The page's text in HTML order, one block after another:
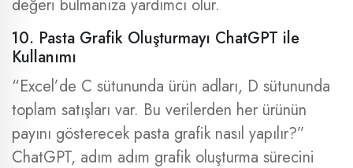
değeri bulmanıza yardımcı olur.
10. Pasta Grafik Oluşturmayı ChatGPT ile
Kullanımı
“Excel’de C sütununda ürün adları, D sütununda
toplam satışları var. Bu verilerden her ürünün
payını gösterecek pasta grafik nasıl yapılır?”
ChatGPT, adım adım grafik oluşturma sürecini